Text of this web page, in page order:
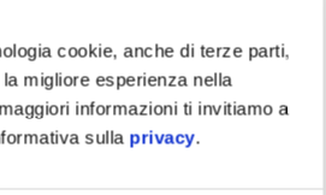
cookie, anche di terze parti,
migliore esperienza nella
informazioni ti invitiamo a
sulla privacy.
Grigio Mercurio
Verde Jungle
Nero Meteora
Blu Lapis
Blu Zaffiro
Beverly S 310